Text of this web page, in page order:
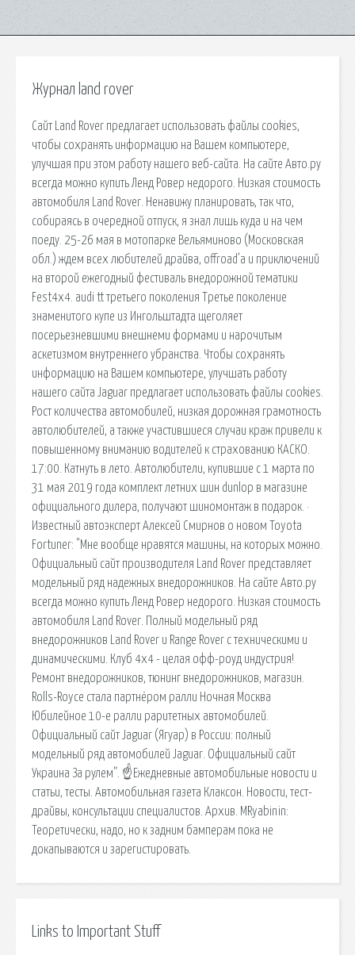
Журнал land rover
Сайт Land Rover предлагает использовать файлы cookies,
чтобы сохранять информацию на Вашем компьютере,
улучшая при этом работу нашего веб-сайта. На сайте Авто.ру
всегда можно купить Ленд Ровер недорого. Низкая стоимость
автомобиля Land Rover. Ненавижу планировать, так что,
собираясь в очередной отпуск, я знал лишь куда и на чем
поеду. 25-26 мая в мотопарке Вельяминово (Московская
обл.) ждем всех любителей драйва, offroad’a и приключений
на второй ежегодный фестиваль внедорожной тематики
Fest4x4. audi tt третьего поколения Третье поколение
знаменитого купе из Ингольштадта щеголяет
посерьезневшими внешнеми формами и нарочитым
аскетизмом внутреннего убранства. Чтобы сохранять
информацию на Вашем компьютере, улучшать работу
нашего сайта Jaguar предлагает использовать файлы cookies.
Рост количества автомобилей, низкая дорожная грамотность
автолюбителей, а также участившиеся случаи краж привели к
повышенному вниманию водителей к страхованию КАСКО.
17:00. Катнуть в лето. Автолюбители, купившие с 1 марта по
31 мая 2019 года комплект летних шин dunlop в магазине
официального дилера, получают шиномонтаж в подарок. ·
Известный автоэксперт Алексей Смирнов о новом Toyota
Fortuner: "Мне вообще нравятся машины, на которых можно.
Официальный сайт производителя Land Rover представляет
модельный ряд надежных внедорожников. На сайте Авто.ру
всегда можно купить Ленд Ровер недорого. Низкая стоимость
автомобиля Land Rover. Полный модельный ряд
внедорожников Land Rover и Range Rover с техническими и
динамическими. Клуб 4x4 - целая офф-роуд индустрия!
Ремонт внедорожников, тюнинг внедорожников, магазин.
Rolls-Royce стала партнёром ралли Ночная Москва
Юбилейное 10-е ралли раритетных автомобилей.
Официальный сайт Jaguar (Ягуар) в России: полный
модельный ряд автомобилей Jaguar. Официальный сайт
Украина За рулем”. ☝Ежедневные автомобильные новости и
статьи, тесты. Автомобильная газета Клаксон. Новости, тест-
драйвы, консультации специалистов. Архив. MRyabinin:
Теоретически, надо, но к задним бамперам пока не
докапываются и зарегистировать.
Links to Important Stuff